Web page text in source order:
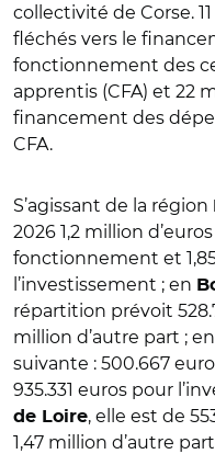
collectivité de Corse.
fléchés vers le
fonctionnement des
apprentis (CFA) et 22
financement des
CFA.
S’agissant de la région
2026 1,2 million
fonctionnement et
l’investissement ; en
répartition prévoit
million d’autre part ; en
suivante : 500.667
935.331 euros pour
de Loire, elle est de
1,47 million d’autre